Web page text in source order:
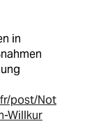
in
post/Not
Willkur